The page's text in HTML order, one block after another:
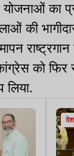
का
की
को